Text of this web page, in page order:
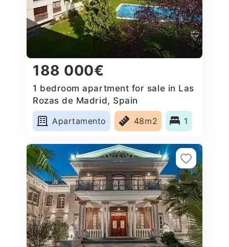
188 000€
1 bedroom apartment for sale in Las
Rozas de Madrid, Spain
Apartamento
48m2 1